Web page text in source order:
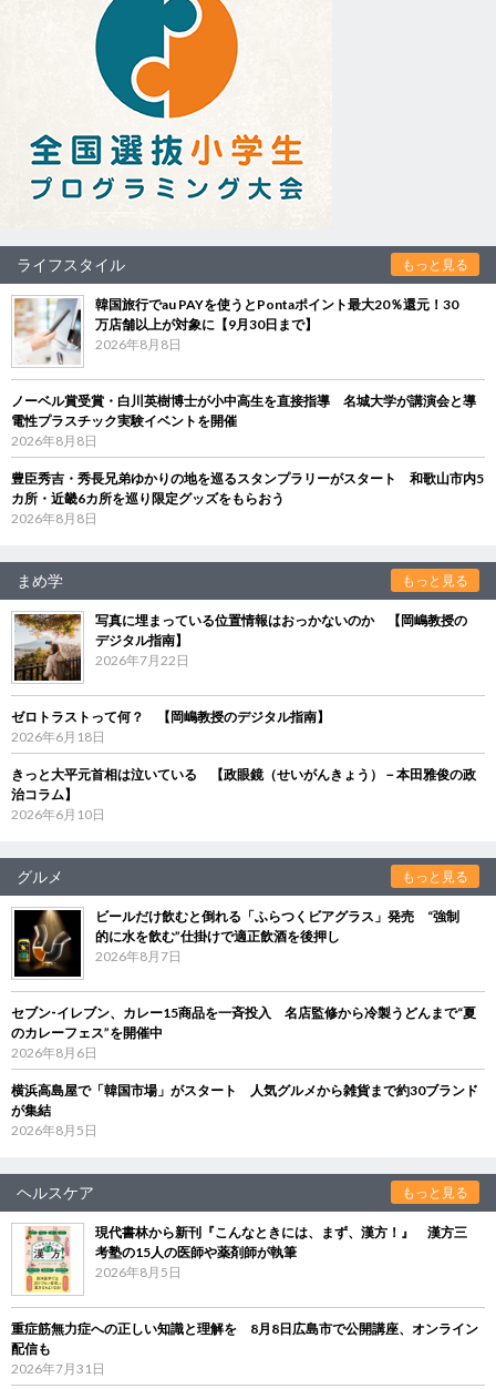
ライフスタイル もっと見る
韓国旅行でau PAYを使うとPontaポイント最大20％還元！30
万店舗以上が対象に【9月30日まで】
2026年8月8日
ノーベル賞受賞・白川英樹博士が小中高生を直接指導 名城大学が講演会と導
電性プラスチック実験イベントを開催
2026年8月8日
豊臣秀吉・秀長兄弟ゆかりの地を巡るスタンプラリーがスタート 和歌山市内5
カ所・近畿6カ所を巡り限定グッズをもらおう
2026年8月8日
まめ学 もっと見る
写真に埋まっている位置情報はおっかないのか 【岡嶋教授の
デジタル指南】
2026年7月22日
ゼロトラストって何？ 【岡嶋教授のデジタル指南】
2026年6月18日
きっと大平元首相は泣いている 【政眼鏡（せいがんきょう）－本田雅俊の政
治コラム】
2026年6月10日
グルメ もっと見る
ビールだけ飲むと倒れる「ふらつくビアグラス」発売 “強制
的に水を飲む”仕掛けで適正飲酒を後押し
2026年8月7日
セブン‐イレブン、カレー15商品を一斉投入 名店監修から冷製うどんまで“夏
のカレーフェス”を開催中
2026年8月6日
横浜高島屋で「韓国市場」がスタート 人気グルメから雑貨まで約30ブランド
が集結
2026年8月5日
ヘルスケア もっと見る
現代書林から新刊『こんなときには、まず、漢方！』 漢方三
考塾の15人の医師や薬剤師が執筆
2026年8月5日
重症筋無力症への正しい知識と理解を 8月8日広島市で公開講座、オンライン
配信も
2026年7月31日